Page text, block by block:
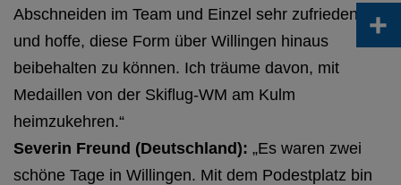
Abschneiden im Team und Einzel sehr zufrieden
und hoffe, diese Form über Willingen hinaus
beibehalten zu können. Ich träume davon, mit
Medaillen von der Skiflug-WM am Kulm
heimzukehren.“
Severin Freund (Deutschland): „Es waren zwei
schöne Tage in Willingen. Mit dem Podestplatz bin
+